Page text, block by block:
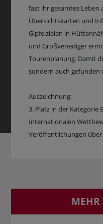
fast ihr gesamtes
Übersichtskarten und
Gipfelzielen in
und Großvenediger
Tourenplanung. Damit
sondern auch gefunden
Auszeichnung:
3. Platz in der Kategorie
Internationalen
Veröffentlichungen über
MEHR